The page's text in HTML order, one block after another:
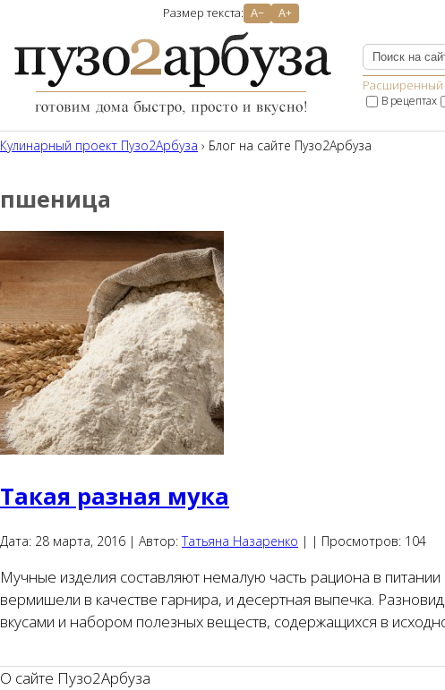
Размер текста: A− A+
Расширенный
В рецептах
Кулинарный проект Пузо2Aрбуза › Блог на сайте Пузо2Арбуза
пшеница
Такая разная мука
Дата: 28 марта, 2016 | Автор:Татьяна Назаренко | | Просмотров: 104
Мучные изделия составляют немалую часть рациона в
вермишели в качестве гарнира, и десертная выпечка.
вкусами и набором полезных веществ, содержащихся в
О сайте Пузо2Арбуза